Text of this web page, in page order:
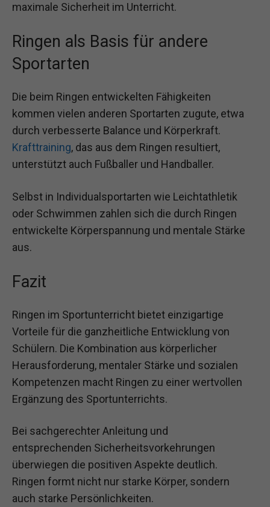
maximale Sicherheit im Unterricht.
Ringen als Basis für andere
Sportarten
Die beim Ringen entwickelten Fähigkeiten
kommen vielen anderen Sportarten zugute, etwa
durch verbesserte Balance und Körperkraft.
Krafttraining, das aus dem Ringen resultiert,
unterstützt auch Fußballer und Handballer.
Selbst in Individualsportarten wie Leichtathletik
oder Schwimmen zahlen sich die durch Ringen
entwickelte Körperspannung und mentale Stärke
aus.
Fazit
Ringen im Sportunterricht bietet einzigartige
Vorteile für die ganzheitliche Entwicklung von
Schülern. Die Kombination aus körperlicher
Herausforderung, mentaler Stärke und sozialen
Kompetenzen macht Ringen zu einer wertvollen
Ergänzung des Sportunterrichts.
Bei sachgerechter Anleitung und
entsprechenden Sicherheitsvorkehrungen
überwiegen die positiven Aspekte deutlich.
Ringen formt nicht nur starke Körper, sondern
auch starke Persönlichkeiten.